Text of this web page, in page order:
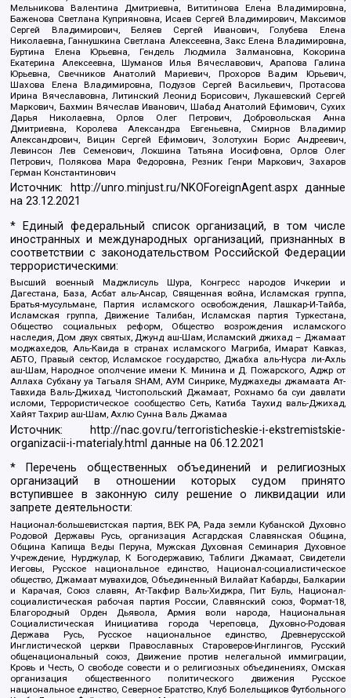
Мельникова Валентина Дмитриевна, Вититинова Елена Владимировна,
Баженова Светлана Куприяновна, Исаев Сергей Владимирович, Максимов
Сергей Владимирович, Беляев Сергей Иванович, Голубева Елена
Николаевна, Ганнушкина Светлана Алексеевна, Закс Елена Владимировна,
Буртина Елена Юрьевна, Гендель Людмила Залмановна, Кокорина
Екатерина Алексеевна, Шуманов Илья Вячеславович, Арапова Галина
Юрьевна, Свечников Анатолий Мариевич, Прохоров Вадим Юрьевич,
Шахова Елена Владимировна, Подузов Сергей Васильевич, Протасова
Ирина Вячеславовна, Литинский Леонид Борисович, Лукашевский Сергей
Маркович, Бахмин Вячеслав Иванович, Шабад Анатолий Ефимович, Сухих
Дарья Николаевна, Орлов Олег Петрович, Добровольская Анна
Дмитриевна, Королева Александра Евгеньевна, Смирнов Владимир
Александрович, Вицин Сергей Ефимович, Золотухин Борис Андреевич,
Левинсон Лев Семенович, Локшина Татьяна Иосифовна, Орлов Олег
Петрович, Полякова Мара Федоровна, Резник Генри Маркович, Захаров
Герман Константинович
Источник: http://unro.minjust.ru/NKOForeignAgent.aspxданные
на23.12.2021
* Единый федеральный список организаций, в том числе
иностранных и международных организаций, признанных в
соответствии с законодательством Российской Федерации
террористическими:
Высший военный Маджлисуль Шура, Конгресс народов Ичкерии и
Дагестана, База, Асбат аль-Ансар, Священная война, Исламская группа,
Братья-мусульмане, Партия исламского освобождения, Лашкар-И-Тайба,
Исламская группа, Движение Талибан, Исламская партия Туркестана,
Общество социальных реформ, Общество возрождения исламского
наследия, Дом двух святых, Джунд аш-Шам, Исламский джихад – Джамаат
моджахедов, Аль-Каида в странах исламского Магриба, Имарат Кавказ,
АБТО, Правый сектор, Исламское государство, Джабха аль-Нусра ли-Ахль
аш-Шам, Народное ополчение имени К. Минина и Д. Пожарского, Аджр от
Аллаха Субхану уа Тагьаля SHAM, АУМ Синрике, Муджахеды джамаата Ат-
Тавхида Валь-Джихад, Чистопольский Джамаат, Рохнамо ба суи давлати
исломи, Террористическое сообщество Сеть, Катиба Таухид валь-Джихад,
Хайят Тахрир аш-Шам, Ахлю Сунна Валь Джамаа
Источник:
http://nac.gov.ru/terroristicheskie-i-ekstremistskie-
organizacii-i-materialy.html данные на06.12.2021
* Перечень общественных объединений и религиозных
организаций в отношении которых судом принято
вступившее в законную силу решение о ликвидации или
запрете деятельности:
Национал-большевистская партия, ВЕК РА, Рада земли Кубанской Духовно
Родовой Державы Русь, организация Асгардская Славянская Община,
Община Капища Веды Перуна, Мужская Духовная Семинария Духовное
Учреждение, Нурджулар, К Богодержавию, Таблиги Джамаат, Свидетели
Иеговы, Русское национальное единство, Национал-социалистическое
общество, Джамаат мувахидов, Объединенный Вилайат Кабарды, Балкарии
и Карачая, Союз славян, Ат-Такфир Валь-Хиджра, Пит Буль, Национал-
социалистическая рабочая партия России, Славянский союз, Формат-18,
Благородный Орден Дьявола, Армия воли народа, Национальная
Социалистическая Инициатива города Череповца, Духовно-Родовая
Держава Русь, Русское национальное единство, Древнерусской
Инглистической церкви Православных Староверов-Инглингов, Русский
общенациональный союз, Движение против нелегальной иммиграции,
Кровь и Честь, О свободе совести и о религиозных объединениях, Омская
организация общественного политического движения Русское
национальное единство, Северное Братство, Клуб Болельщиков Футбольного